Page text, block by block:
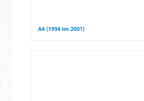
A4 (1994 tm 2001)